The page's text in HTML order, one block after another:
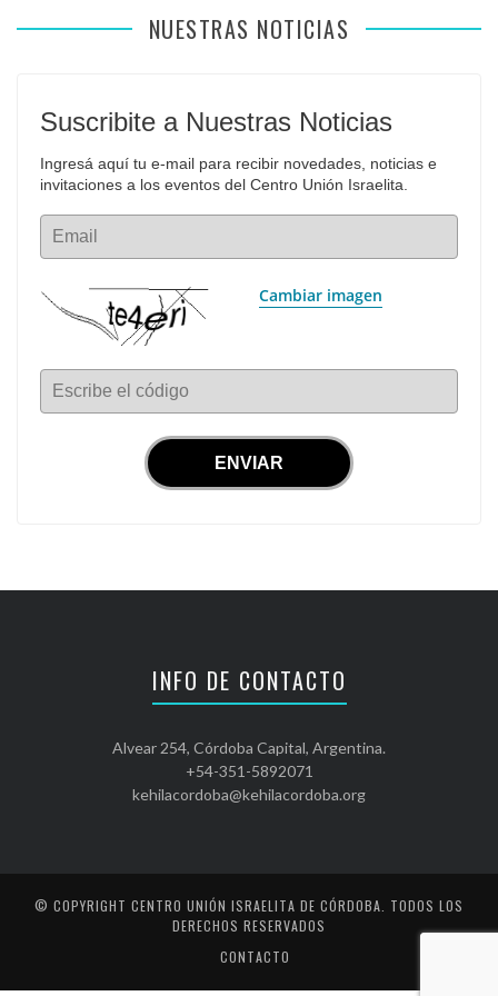
NUESTRAS NOTICIAS
Suscribite a Nuestras Noticias
Ingresá aquí tu e-mail para recibir novedades, noticias e
invitaciones a los eventos del Centro Unión Israelita.
Email
Cambiar imagen
Escribe el código
INFO DE CONTACTO
Alvear 254, Córdoba Capital, Argentina.
+54-351-5892071
kehilacordoba@kehilacordoba.org
© COPYRIGHT CENTRO UNIÓN ISRAELITA DE CÓRDOBA . TODOS LOS
DERECHOS RESERVADOS
CONTACTO